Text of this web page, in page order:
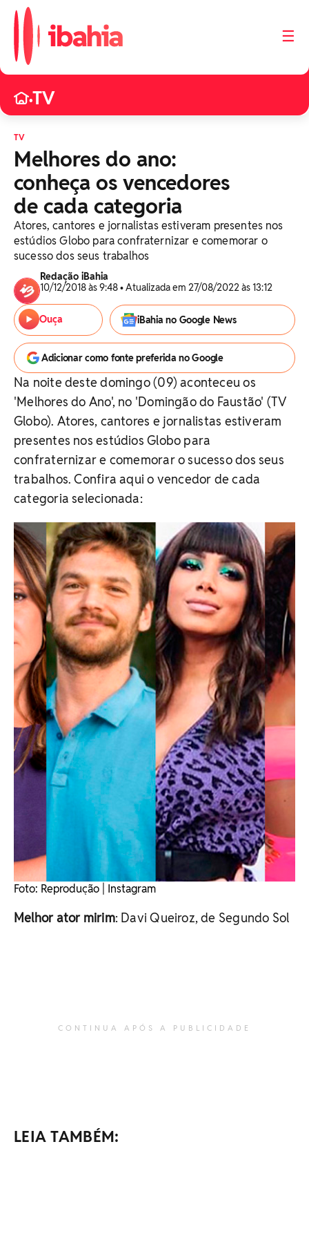
☰
•TV
TV
Melhores do ano:
conheça os vencedores
de cada categoria
Atores, cantores e jornalistas estiveram presentes nos
estúdios Globo para confraternizar e comemorar o
sucesso dos seus trabalhos
Redação iBahia
10/12/2018 às 9:48 • Atualizada em 27/08/2022 às 13:12
Ouça iBahia no Google News
Adicionar como fonte preferida no Google
Na noite deste domingo (09) aconteceu os
'Melhores do Ano', no 'Domingão do Faustão' (TV
Globo). Atores, cantores e jornalistas estiveram
presentes nos estúdios Globo para
confraternizar e comemorar o sucesso dos seus
trabalhos. Confira aqui o vencedor de cada
categoria selecionada:
Foto: Reprodução | Instagram
Melhor ator mirim: Davi Queiroz, de Segundo Sol
CONTINUA APÓS A PUBLICIDADE
LEIA TAMBÉM: